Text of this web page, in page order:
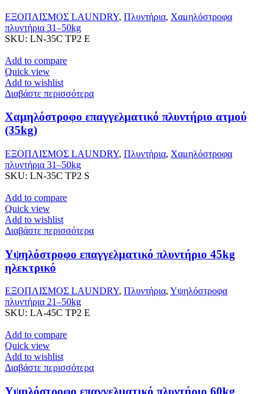
ΕΞΟΠΛΙΣΜΟΣ LAUNDRY, Πλυντήρια, Χαμηλόστροφα
πλυντήρια 31–50kg
SKU: LN-35C TP2 E
Add to compare
Quick view
Add to wishlist
Διαβάστε περισσότερα
Χαμηλόστροφο επαγγελματικό πλυντήριο ατμού
(35kg)
ΕΞΟΠΛΙΣΜΟΣ LAUNDRY, Πλυντήρια, Χαμηλόστροφα
πλυντήρια 31–50kg
SKU: LN-35C TP2 S
Add to compare
Quick view
Add to wishlist
Διαβάστε περισσότερα
Υψηλόστροφο επαγγελματικό πλυντήριο 45kg
ηλεκτρικό
ΕΞΟΠΛΙΣΜΟΣ LAUNDRY, Πλυντήρια, Υψηλόστροφα
πλυντήρια 21–50kg
SKU: LA-45C TP2 E
Add to compare
Quick view
Add to wishlist
Διαβάστε περισσότερα
Υψηλόστροφο επαγγελματικό πλυντήριο 60kg